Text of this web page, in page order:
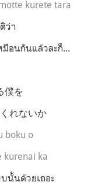
kurete tara
ว่า
มือนกันแล้วละก็...
僕を
れないか
boku o
kurenai ka
นั้นด้วยเถอะ